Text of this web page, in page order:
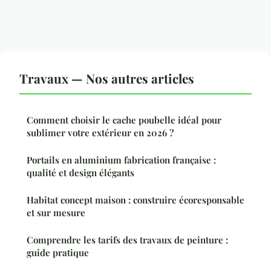
Travaux — Nos autres articles
Comment choisir le cache poubelle idéal pour
sublimer votre extérieur en 2026 ?
Portails en aluminium fabrication française :
qualité et design élégants
Habitat concept maison : construire écoresponsable
et sur mesure
Comprendre les tarifs des travaux de peinture :
guide pratique